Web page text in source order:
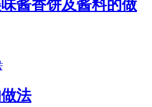
酱香饼及酱料的做
法